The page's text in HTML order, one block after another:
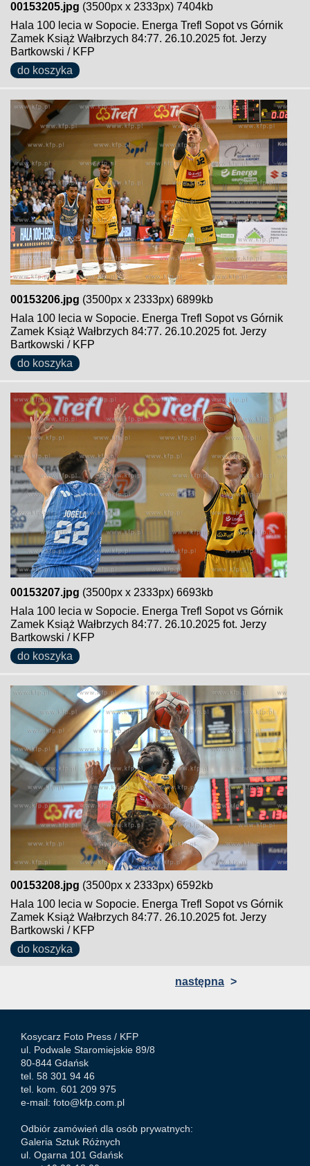
00153205.jpg (3500px x 2333px) 7404kb
Hala 100 lecia w Sopocie. Energa Trefl Sopot vs Górnik
Zamek Książ Wałbrzych 84:77. 26.10.2025 fot. Jerzy
Bartkowski / KFP
do koszyka
00153206.jpg (3500px x 2333px) 6899kb
Hala 100 lecia w Sopocie. Energa Trefl Sopot vs Górnik
Zamek Książ Wałbrzych 84:77. 26.10.2025 fot. Jerzy
Bartkowski / KFP
do koszyka
00153207.jpg (3500px x 2333px) 6693kb
Hala 100 lecia w Sopocie. Energa Trefl Sopot vs Górnik
Zamek Książ Wałbrzych 84:77. 26.10.2025 fot. Jerzy
Bartkowski / KFP
do koszyka
00153208.jpg (3500px x 2333px) 6592kb
Hala 100 lecia w Sopocie. Energa Trefl Sopot vs Górnik
Zamek Książ Wałbrzych 84:77. 26.10.2025 fot. Jerzy
Bartkowski / KFP
do koszyka
następna >
Kosycarz Foto Press / KFP
ul. Podwale Staromiejskie 89/8
80-844 Gdańsk
tel. 58 301 94 46
tel. kom. 601 209 975
e-mail: foto@kfp.com.pl
Odbiór zamówień dla osób prywatnych:
Galeria Sztuk Różnych
ul. Ogarna 101 Gdańsk